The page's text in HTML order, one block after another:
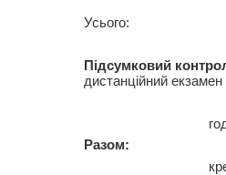
Усього:
Підсумковий
дистанційний екзамен
Разом: